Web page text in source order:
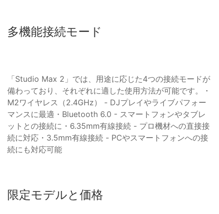
多機能接続モード
「Studio Max 2」では、用途に応じた4つの接続モードが
備わっており、それぞれに適した使用方法が可能です。・
M2ワイヤレス（2.4GHz） - DJプレイやライブパフォー
マンスに最適・Bluetooth 6.0 - スマートフォンやタブレ
ットとの接続に・6.35mm有線接続 - プロ機材への直接接
続に対応・3.5mm有線接続 - PCやスマートフォンへの接
続にも対応可能
限定モデルと価格